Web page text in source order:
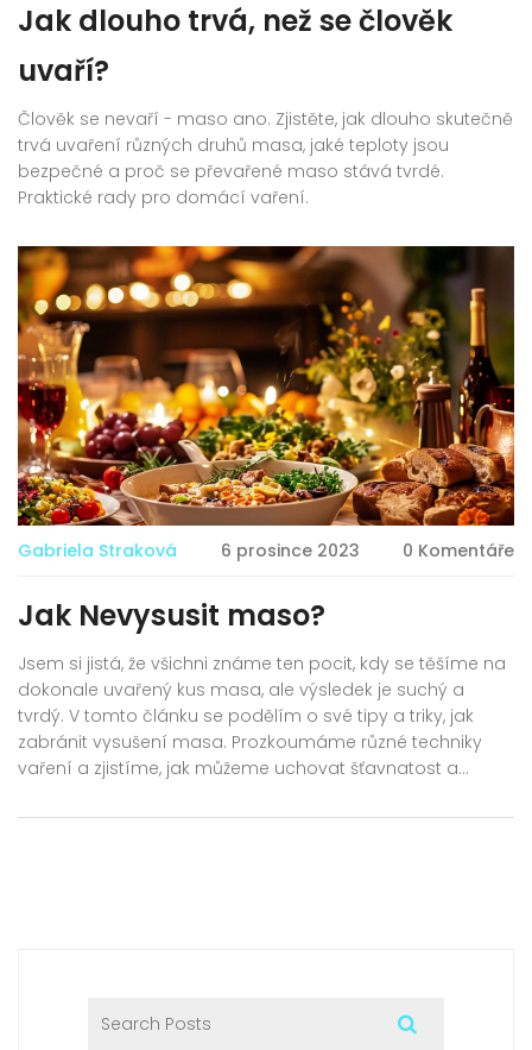
Jak dlouho trvá, než se člověk
uvaří?
Člověk se nevaří - maso ano. Zjistěte, jak dlouho skutečně
trvá uvaření různých druhů masa, jaké teploty jsou
bezpečné a proč se převařené maso stává tvrdé.
Praktické rady pro domácí vaření.
Gabriela Straková 6 prosince 2023 0 Komentáře
Jak Nevysusit maso?
Jsem si jistá, že všichni známe ten pocit, kdy se těšíme na
dokonale uvařený kus masa, ale výsledek je suchý a
tvrdý. V tomto článku se podělím o své tipy a triky, jak
zabránit vysušení masa. Prozkoumáme různé techniky
vaření a zjistíme, jak můžeme uchovat šťavnatost a
aby bylo vždy dokonalé! Pojďme do toho spolu.